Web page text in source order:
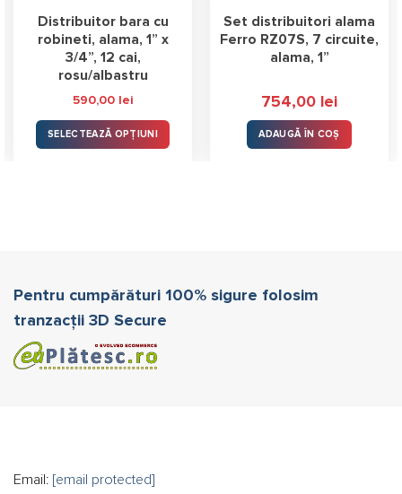
Distribuitor bara cu
robineti, alama, 1” x
3/4”, 12 cai,
rosu/albastru
590,00 lei
SELECTEAZĂ OPȚIUNI
pot
alese
în
pagina
Set distribuitori alama
Ferro RZ07S, 7 circuite,
alama, 1”
754,00 lei
ADAUGĂ ÎN COȘ
Pentru cumpărături 100% sigure folosim
tranzacții 3D Secure
Email: [email protected]